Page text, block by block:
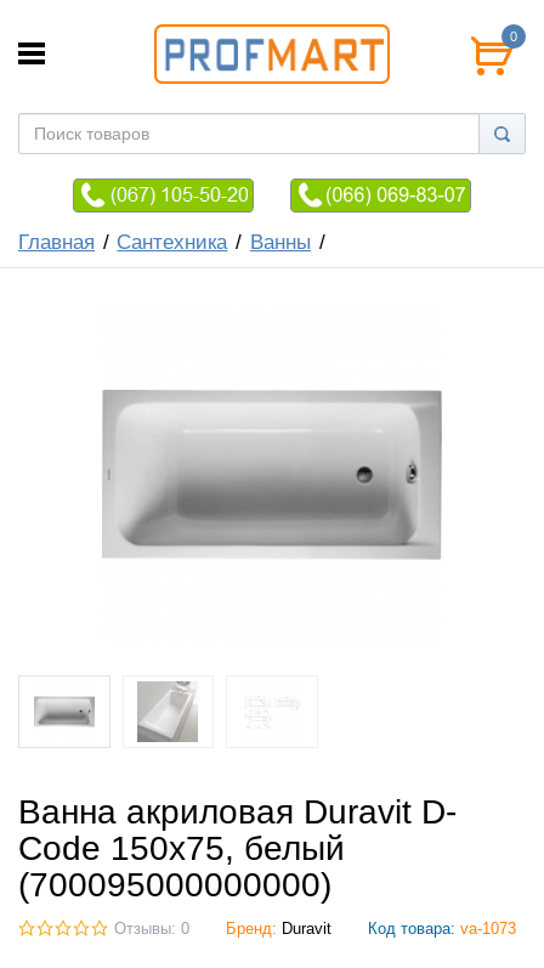
0
Главная Сантехника Ванны
Ванна акриловая Duravit D-
Code 150х75, белый
(700095000000000)
Отзывы: 0 Бренд: Duravit Код товара: va-1073